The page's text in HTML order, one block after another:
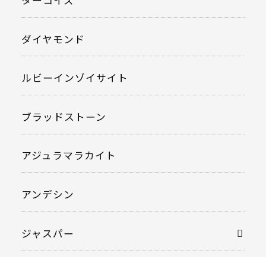
ダイヤモンド
ルビーインゾイサイト
ブラッドストーン
アジュラマラカイト
アンデシン
ジャスパー